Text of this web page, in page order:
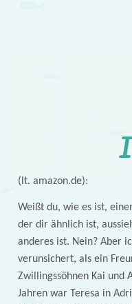
(lt. amazon.de):
Weißt du, wie es ist,
der dir ähnlich ist,
anderes ist. Nein? Aber
verunsichert, als ein
Zwillingssöhnen Kai und
Jahren war Teresa in